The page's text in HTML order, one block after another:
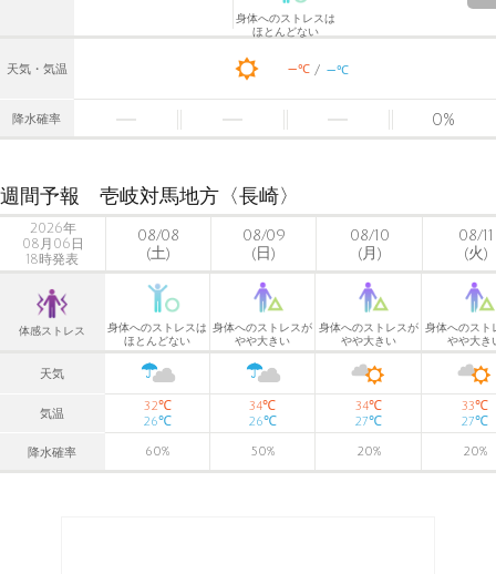
身体へのストレスは
ほとんどない
天気・気温 -℃ -℃
降水確率 0%
週間予報 壱岐対馬地方〈長崎〉
2026年
08月06日
18時発表
08/08
(土)
08/09
(日)
08/10
(月)
08/11
(火)
体感ストレス
身体へのストレスは
ほとんどない
身体へのストレスが
やや大きい
身体へのストレスが
やや大きい
身体へのスト
やや大き
天気
気温
32℃
26℃
34℃
26℃
34℃
27℃
33℃
27℃
降水確率 60% 50% 20% 20%